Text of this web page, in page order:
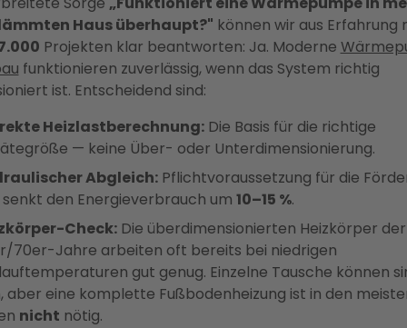
Haus überhaupt?" können wir aus Erfahrung
Projekten klar beantworten: Ja. Moderne
funktionieren zuverlässig, wenn das System richtig
ist. Entscheidend sind:
Heizlastberechnung:Die Basis für die richtige
— keine Über- oder Unterdimensionierung.
Abgleich:Pflichtvoraussetzung für die
den Energieverbrauch um 10–15 %.
Check:Die überdimensionierten Heizkörper der
70er-Jahre arbeiten oft bereits bei niedrigen
gut genug. Einzelne Tausche können
aber eine komplette Fußbodenheizung ist in den
nicht nötig.